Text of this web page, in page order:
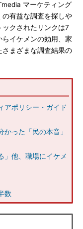
マーケティング
有益な調査を探しや
クされたリンクは7
イケメンの効用、家
まざまな調査結果の
アポリシー・ガイド
った「民の本音」
」他、職場にイケメ
数